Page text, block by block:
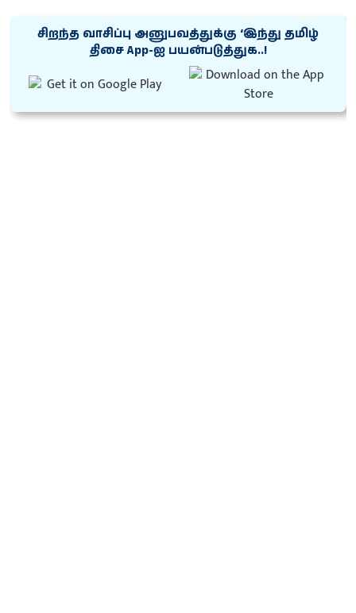
சிறந்த வாசிப்பு அனுபவத்துக்கு ‘இந்து தமிழ்
திசை App-ஐ பயன்படுத்துக..!